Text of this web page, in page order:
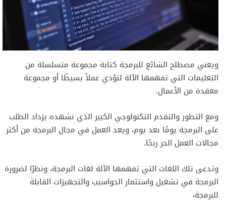
ويعني مصطلح الشائع للبرمجة كتابة مجموعة متسلسلة من
التعليمات التي تفهمها الآلة لتؤدي عملاً بسيطًا أو مجموعة
معقدة من الأعمال.
ومع التطور والتقدم التكنولوجي الكبير الذي نشهده يزداد الطلب
على البرمجة يومًا بعد يوم، ويعد العمل في مجال البرمجة من أكثر
مجالات العمل الحر ربحًا.
وتدعى تلك اللغات التي تفهمها الآلة لغات البرمجة، ونظرًا لضرورة
البرمجة في تشغيل واستثمار الحواسيب والتجهيزات القابلة
للبرمجة،